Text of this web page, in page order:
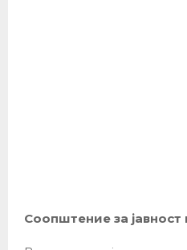
Соопштение за јавност